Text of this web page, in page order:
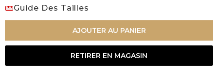
Guide Des Tailles
AJOUTER AU PANIER
RETIRER EN MAGASIN